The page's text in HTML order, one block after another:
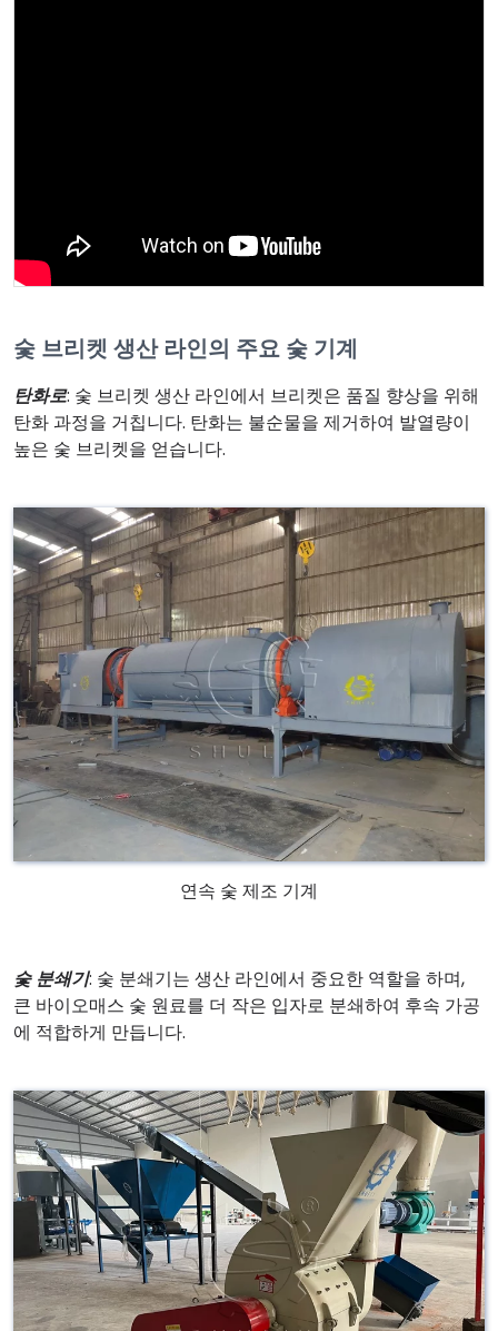
숯 브리켓 생산 라인의 주요 숯 기계
탄화로: 숯 브리켓 생산 라인에서 브리켓은 품질 향상을 위해
탄화 과정을 거칩니다. 탄화는 불순물을 제거하여 발열량이
높은 숯 브리켓을 얻습니다.
연속 숯 제조 기계
숯 분쇄기: 숯 분쇄기는 생산 라인에서 중요한 역할을 하며,
큰 바이오매스 숯 원료를 더 작은 입자로 분쇄하여 후속 가공
에 적합하게 만듭니다.